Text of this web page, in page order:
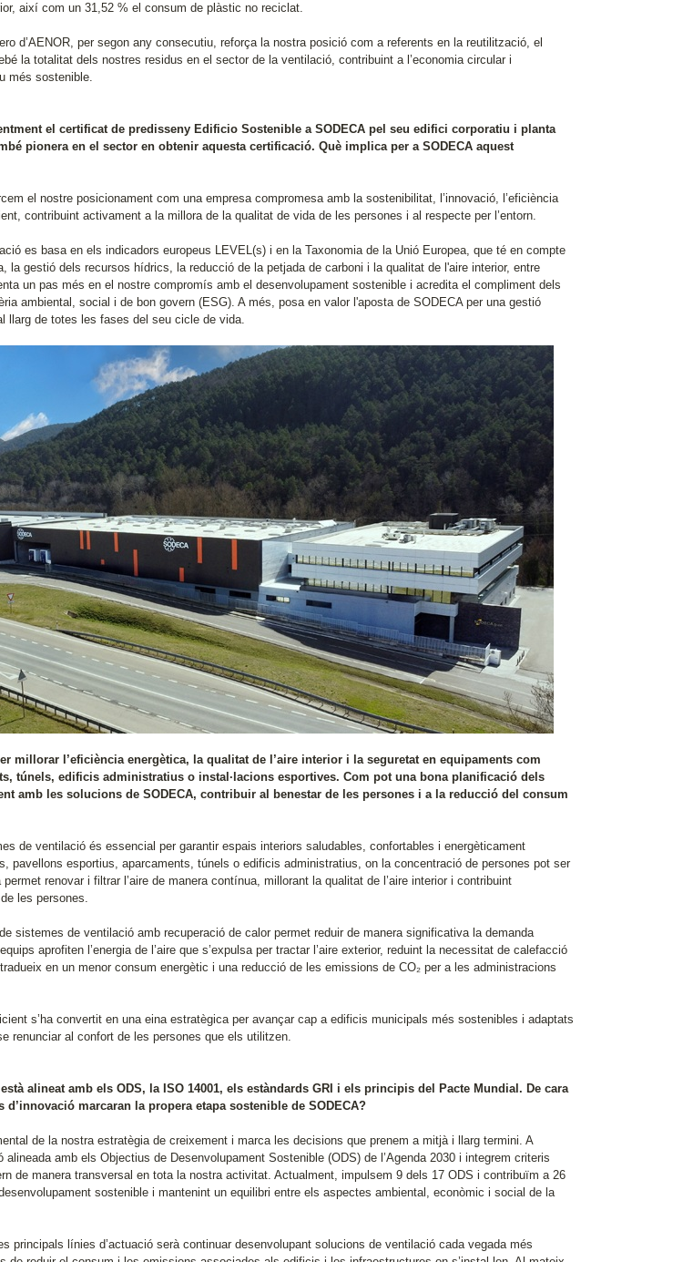
així com un 31,52 % el consum de plàstic no reciclat.
d’AENOR, per segon any consecutiu, reforça la nostra posició com a referents en la reutilització, el
la totalitat dels nostres residus en el sector de la ventilació, contribuint a l’economia circular i
més sostenible.
el certificat de predisseny Edificio Sostenible a SODECA pel seu edifici corporatiu i planta
pionera en el sector en obtenir aquesta certificació. Què implica per a SODECA aquest
el nostre posicionament com una empresa compromesa amb la sostenibilitat, l’innovació, l’eficiència
contribuint activament a la millora de la qualitat de vida de les persones i al respecte per l’entorn.
es basa en els indicadors europeus LEVEL(s) i en la Taxonomia de la Unió Europea, que té en compte
la gestió dels recursos hídrics, la reducció de la petjada de carboni i la qualitat de l'aire interior, entre
un pas més en el nostre compromís amb el desenvolupament sostenible i acredita el compliment dels
ambiental, social i de bon govern (ESG). A més, posa en valor l'aposta de SODECA per una gestió
llarg de totes les fases del seu cicle de vida.
millorar l’eficiència energètica, la qualitat de l’aire interior i la seguretat en equipaments com
túnels, edificis administratius o instal·lacions esportives. Com pot una bona planificació dels
amb les solucions de SODECA, contribuir al benestar de les persones i a la reducció del consum
de ventilació és essencial per garantir espais interiors saludables, confortables i energèticament
pavellons esportius, aparcaments, túnels o edificis administratius, on la concentració de persones pot ser
renovar i filtrar l’aire de manera contínua, millorant la qualitat de l’aire interior i contribuint
les persones.
sistemes de ventilació amb recuperació de calor permet reduir de manera significativa la demanda
aprofiten l’energia de l’aire que s’expulsa per tractar l’aire exterior, reduint la necessitat de calefacció
en un menor consum energètic i una reducció de les emissions de CO₂ per a les administracions
s’ha convertit en una eina estratègica per avançar cap a edificis municipals més sostenibles i adaptats
renunciar al confort de les persones que els utilitzen.
alineat amb els ODS, la ISO 14001, els estàndards GRI i els principis del Pacte Mundial. De cara
marcaran la propera etapa sostenible de SODECA?
de la nostra estratègia de creixement i marca les decisions que prenem a mitjà i llarg termini. A
amb els Objectius de Desenvolupament Sostenible (ODS) de l’Agenda 2030 i integrem criteris
de manera transversal en tota la nostra activitat. Actualment, impulsem 9 dels 17 ODS i contribuïm a 26
sostenible i mantenint un equilibri entre els aspectes ambiental, econòmic i social de la
principals línies d’actuació serà continuar desenvolupant solucions de ventilació cada vegada més